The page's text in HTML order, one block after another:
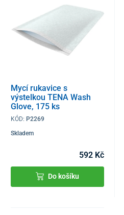
Mycí rukavice s
výstelkou TENA Wash
Glove, 175 ks
KÓD: P2269
Skladem
592 Kč
Do košíku